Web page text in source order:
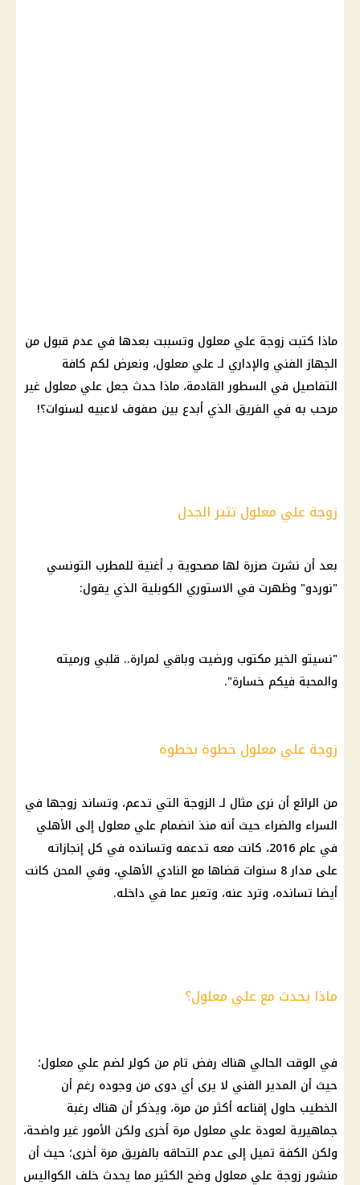
ماذا كتبت زوجة علي معلول وتسببت بعدها في عدم قبول من
الجهاز الفني والإداري لـ علي معلول، ونعرض لكم كافة
التفاصيل في السطور القادمة، ماذا حدث جعل علي معلول غير
مرحب به في الفريق الذي أبدع بين صفوف لاعبيه لسنوات؟!
زوجة علي معلول تثير الجدل
بعد أن نشرت صزرة لها مصحوية بـ أغنية للمطرب التونسي
"نوردو" وظهرت في الاستوري الكوبلية الذي يقول:
"نسيتو الخير مكتوب ورضيت وباقي لمرارة.. قلبي ورميته
والمحبة فيكم خسارة".
زوجة علي معلول خطوة بخطوة
من الرائع أن نرى مثال لـ الزوجة التي تدعم، وتساند زوجها في
السراء والضراء حيث أنه منذ انضمام علي معلول إلى الأهلي
في عام 2016، كانت معه تدعمه وتسانده في كل إنجازاته
على مدار 8 سنوات قضاها مع النادي الأهلي، وفي المحن كانت
أيضا تسانده، وترد عنه، وتعبر عما في داخله.
ماذا يحدث مع علي معلول؟
في الوقت الحالي هناك رفض تام من كولر لضم علي معلول؛
حيث أن المدير الفني لا يرى أي دوى من وجوده رغم أن
الخطيب حاول إقناعه أكثر من مرة، ويذكر أن هناك رغبة
جماهيرية لعودة علي معلول مرة أخرى ولكن الأمور غير واضحة،
ولكن الكفة تميل إلى عدم التحاقه بالفريق مرة أخرى؛ حيث أن
منشور زوجة علي معلول وضح الكثير مما يحدث خلف الكواليس